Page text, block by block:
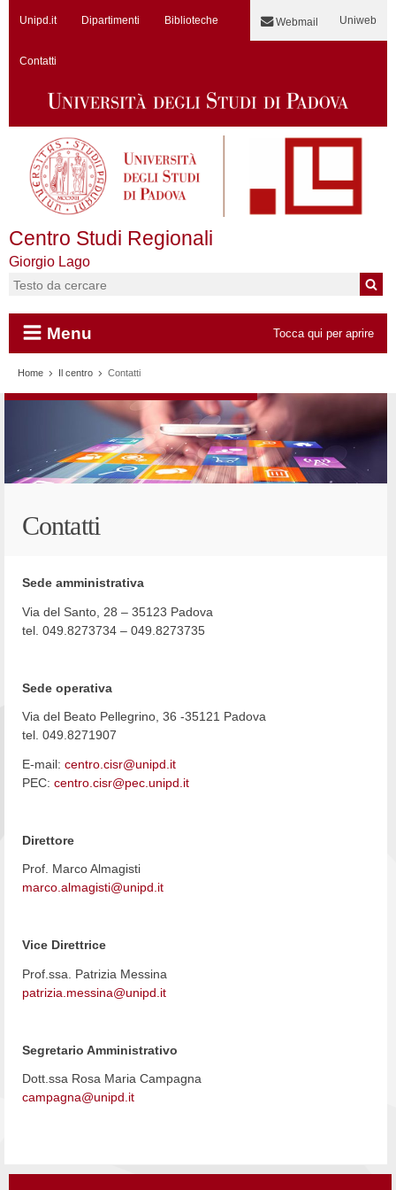
Webmail Uniweb
Unipd.it Dipartimenti Biblioteche
Contatti
Centro Studi Regionali
Giorgio Lago
Cerca:
Menu Tocca qui per aprire
Vai al contenuto
Home Il centro Contatti
Contatti
Sede amministrativa
Via del Santo, 28 – 35123 Padova
tel. 049.8273734 – 049.8273735
Sede operativa
Via del Beato Pellegrino, 36 -35121 Padova
tel. 049.8271907
E-mail: centro.cisr@unipd.it
PEC: centro.cisr@pec.unipd.it
Direttore
Prof. Marco Almagisti
marco.almagisti@unipd.it
Vice Direttrice
Prof.ssa. Patrizia Messina
patrizia.messina@unipd.it
Segretario Amministrativo
Dott.ssa Rosa Maria Campagna
campagna@unipd.it